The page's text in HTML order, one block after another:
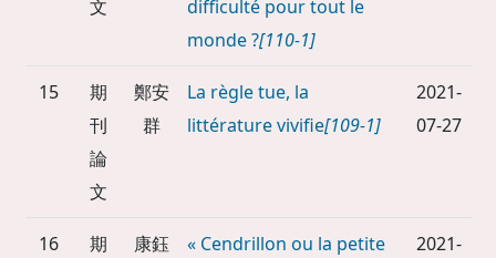
文
difficulté pour tout le
monde ?[110-1]
15
期
刊
論
文
鄭安
群
La règle tue, la
littérature vivifie[109-1]
2021-
07-27
16
期
康鈺
« Cendrillon ou la petite
2021-